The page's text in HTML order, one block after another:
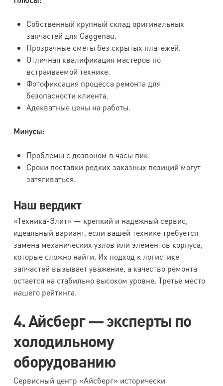
Собственный крупный склад оригинальных
запчастей для Gaggenau.
Прозрачные сметы без скрытых платежей.
Отличная квалификация мастеров по
встраиваемой технике.
Фотофиксация процесса ремонта для
безопасности клиента.
Адекватные цены на работы.
Минусы:
Проблемы с дозвоном в часы пик.
Сроки поставки редких заказных позиций могут
затягиваться.
Наш вердикт
«Техника-Элит» — крепкий и надежный сервис,
идеальный вариант, если вашей технике требуется
замена механических узлов или элементов корпуса,
которые сложно найти. Их подход к логистике
запчастей вызывает уважение, а качество ремонта
остается на стабильно высоком уровне. Третье место
нашего рейтинга.
4. Айсберг — эксперты по
холодильному
оборудованию
Сервисный центр «Айсберг» исторически